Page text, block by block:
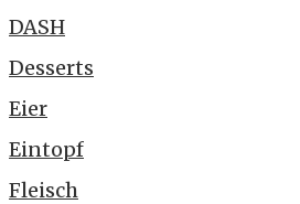
DASH
Desserts
Eier
Eintopf
Fleisch